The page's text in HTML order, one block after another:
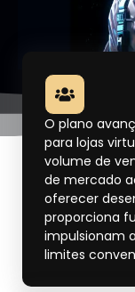
O plano
para lojas
volume de
de mercado
oferecer
proporciona
impulsionam
limites